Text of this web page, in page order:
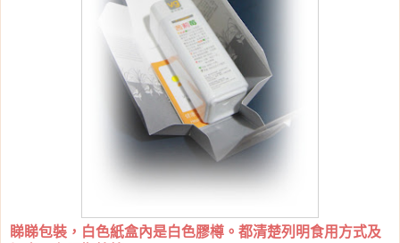
睇睇包裝，白色紙盒內是白色膠樽。都清楚列明食用方式及